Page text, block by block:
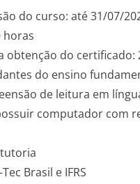
do curso: até 31/07/
horas
obtenção do certificado:
do ensino
de leitura em
computador com
Brasil e IFRS